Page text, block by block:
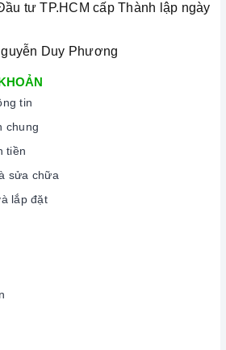
tư TP.HCM cấp Thành lập ngày
Duy Phương
tin
chung
tiền
sửa chữa
lắp đặt